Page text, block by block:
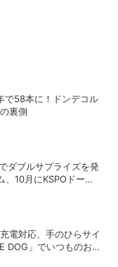
で58本に！ドンデコル
裏側
ダブルサプライズを発
10月にKSPOドーム
電対応、手のひらサイ
DOG」でいつものお